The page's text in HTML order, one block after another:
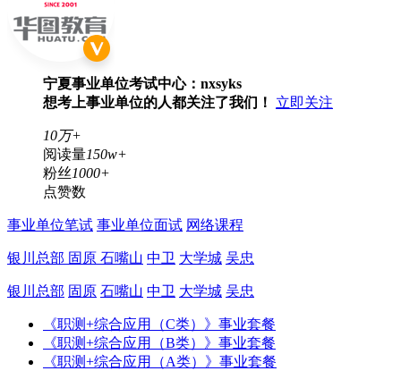
宁夏事业单位考试中心：nxsyks
想考上事业单位的人都关注了我们！
立即关注
10万+
阅读量150w+
粉丝1000+
点赞数
事业单位笔试 事业单位面试 网络课程
银川总部 固原 石嘴山 中卫 大学城 吴忠
银川总部 固原 石嘴山 中卫 大学城 吴忠
《职测+综合应用（C类）》事业套餐
《职测+综合应用（B类）》事业套餐
《职测+综合应用（A类）》事业套餐